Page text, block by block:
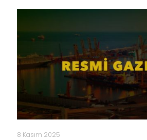
8 Kasım 2025